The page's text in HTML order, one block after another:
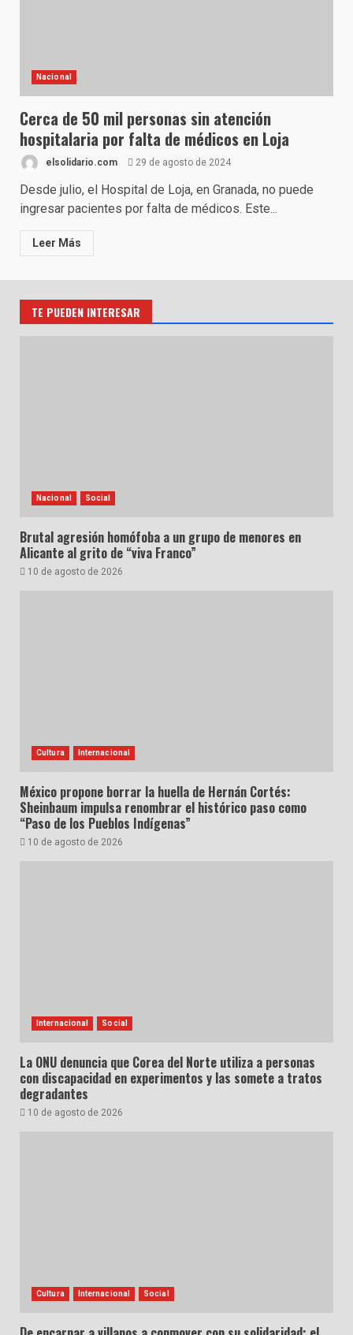
Nacional
Cerca de 50 mil personas sin atención
hospitalaria por falta de médicos en Loja
elsolidario.com 29 de agosto de 2024
Desde julio, el Hospital de Loja, en Granada, no puede
ingresar pacientes por falta de médicos. Este...
Leer Más
TE PUEDEN INTERESAR
Nacional Social
Brutal agresión homófoba a un grupo de menores en
Alicante al grito de “viva Franco”
10 de agosto de 2026
Cultura Internacional
México propone borrar la huella de Hernán Cortés:
Sheinbaum impulsa renombrar el histórico paso como
“Paso de los Pueblos Indígenas”
10 de agosto de 2026
Internacional Social
La ONU denuncia que Corea del Norte utiliza a personas
con discapacidad en experimentos y las somete a tratos
degradantes
10 de agosto de 2026
Cultura Internacional Social